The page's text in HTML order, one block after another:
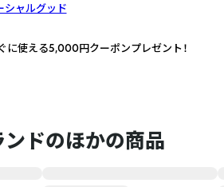
シャルグッド
ンドのほかの商品
に使える5,000円クーポンプレゼント！